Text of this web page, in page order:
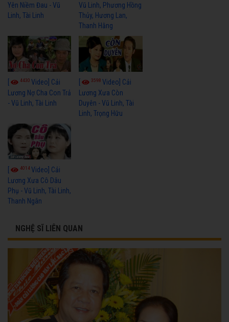
Yên Niềm Đau - Vũ
Linh, Tài Linh
Vũ Linh, Phương Hồng
Thủy, Hương Lan,
Thanh Hằng
4430 Video] Cải
Lương Nợ Cha Con Trả
- Vũ Linh, Tài Linh
3598Video] Cải
Lương Xưa Còn
Duyên - Vũ Linh, Tài
Linh, Trọng Hữu
4014Video] Cải
Lương Xưa Cô Dâu
Phụ - Vũ Linh, Tài Linh,
Thanh Ngân
NGHỆ SĨ LIÊN QUAN